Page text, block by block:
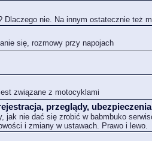
Dlaczego nie. Na innym ostatecznie też
się, rozmowy przy napojach
związane z motocyklami
przeglądy,
jak nie dać się zrobić w babmbuko
i zmiany w ustawach. Prawo i lewo.